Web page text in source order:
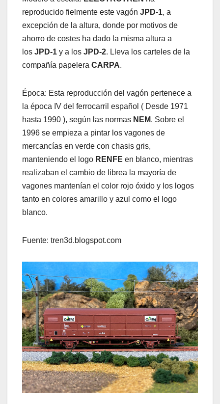
reproducido fielmente este vagón JPD-1, a
excepción de la altura, donde por motivos de
ahorro de costes ha dado la misma altura a
los JPD-1 y a los JPD-2. Lleva los carteles de la
compañía papelera CARPA.
Época: Esta reproducción del vagón pertenece a
la época IV del ferrocarril español ( Desde 1971
hasta 1990 ), según las normas NEM. Sobre el
1996 se empieza a pintar los vagones de
mercancías en verde con chasis gris,
manteniendo el logo RENFE en blanco, mientras
realizaban el cambio de librea la mayoría de
vagones mantenían el color rojo óxido y los logos
tanto en colores amarillo y azul como el logo
blanco.
Fuente: tren3d.blogspot.com